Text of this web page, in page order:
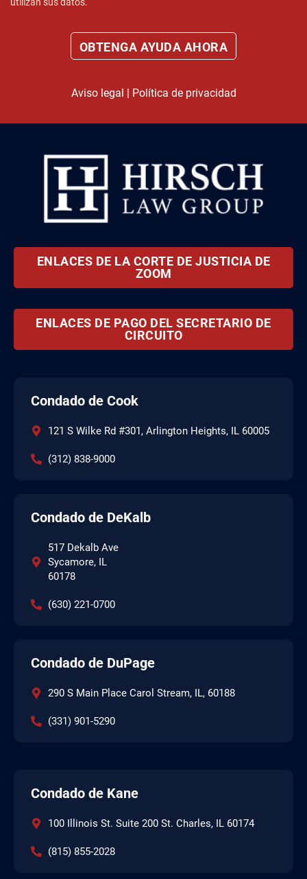
Aviso legal | Política de privacidad
ENLACES DE LA CORTE DE JUSTICIA DE
ZOOM
ENLACES DE PAGO DEL SECRETARIO DE
CIRCUITO
Condado de Cook
121 S Wilke Rd #301, Arlington Heights, IL 60005
(312) 838-9000
Condado de DeKalb
517 Dekalb Ave
Sycamore, IL
60178
(630) 221-0700
Condado de DuPage
290 S Main Place Carol Stream, IL, 60188
(331) 901-5290
Condado de Kane
100 Illinois St. Suite 200 St. Charles, IL 60174
(815) 855-2028